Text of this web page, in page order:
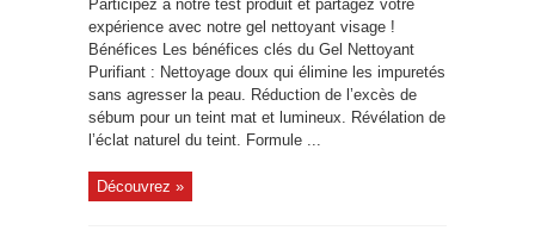
Participez à notre test produit et partagez votre
expérience avec notre gel nettoyant visage !
Bénéfices Les bénéfices clés du Gel Nettoyant
Purifiant : Nettoyage doux qui élimine les impuretés
sans agresser la peau. Réduction de l’excès de
sébum pour un teint mat et lumineux. Révélation de
l’éclat naturel du teint. Formule ...
Découvrez »